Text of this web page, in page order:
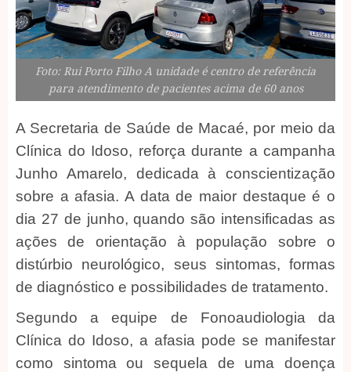
Foto: Rui Porto Filho A unidade é centro de referência
para atendimento de pacientes acima de 60 anos
A Secretaria de Saúde de Macaé, por meio da
Clínica do Idoso, reforça durante a campanha
Junho Amarelo, dedicada à conscientização
sobre a afasia. A data de maior destaque é o
dia 27 de junho, quando são intensificadas as
ações de orientação à população sobre o
distúrbio neurológico, seus sintomas, formas
de diagnóstico e possibilidades de tratamento.
Segundo a equipe de Fonoaudiologia da
Clínica do Idoso, a afasia pode se manifestar
como sintoma ou sequela de uma doença